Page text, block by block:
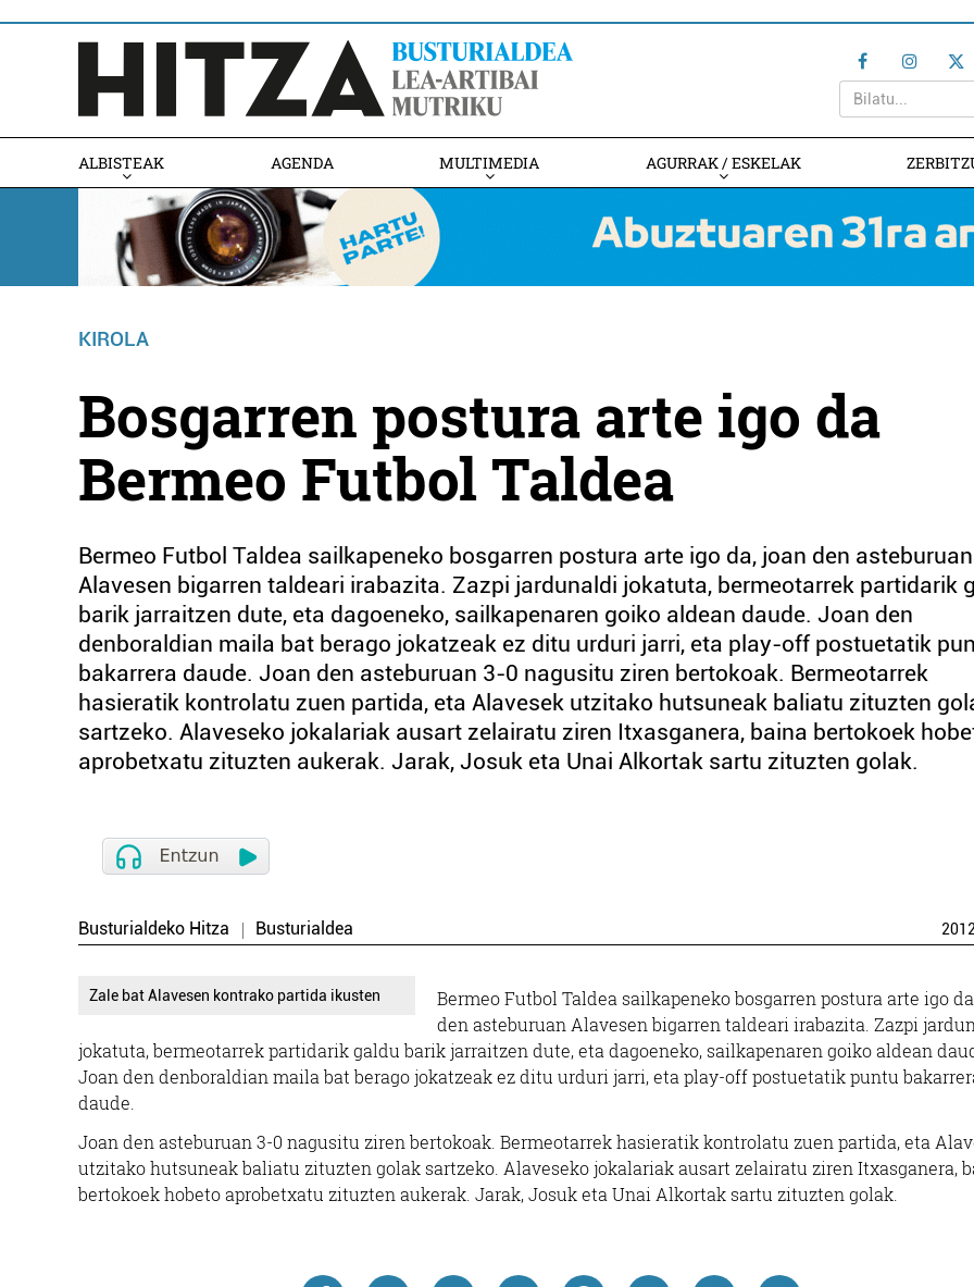
ALBISTEAK AGENDA MULTIMEDIA AGURRAK / ESKELAK
KIROLA
Bosgarren postura arte igo da
Bermeo Futbol Taldea
Bermeo Futbol Taldea sailkapeneko bosgarren postura arte igo da, joan den asteburuan
Alavesen bigarren taldeari irabazita. Zazpi jardunaldi jokatuta, bermeotarrek partidarik
barik jarraitzen dute, eta dagoeneko, sailkapenaren goiko aldean daude. Joan den
denboraldian maila bat berago jokatzeak ez ditu urduri jarri, eta play-off postuetatik
bakarrera daude. Joan den asteburuan 3-0 nagusitu ziren bertokoak. Bermeotarrek
hasieratik kontrolatu zuen partida, eta Alavesek utzitako hutsuneak baliatu zituzten
sartzeko. Alaveseko jokalariak ausart zelairatu ziren Itxasganera, baina bertokoek
aprobetxatu zituzten aukerak. Jarak, Josuk eta Unai Alkortak sartu zituzten golak.
Busturialdeko Hitza Busturialdea
Zale bat Alavesen kontrako partida ikusten
Bermeo Futbol Taldea sailkapeneko bosgarren postura arte igo
den asteburuan Alavesen bigarren taldeari irabazita. Zazpi
jokatuta, bermeotarrek partidarik galdu barik jarraitzen dute, eta dagoeneko, sailkapenaren goiko aldean
Joan den denboraldian maila bat berago jokatzeak ez ditu urduri jarri, eta play-off postuetatik puntu
daude.
Joan den asteburuan 3-0 nagusitu ziren bertokoak. Bermeotarrek hasieratik kontrolatu zuen partida, eta
utzitako hutsuneak baliatu zituzten golak sartzeko. Alaveseko jokalariak ausart zelairatu ziren Itxasganera,
bertokoek hobeto aprobetxatu zituzten aukerak. Jarak, Josuk eta Unai Alkortak sartu zituzten golak.